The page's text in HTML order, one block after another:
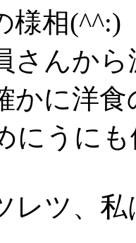
様相(^^:)
さんか
かに洋
にうに
レツ、